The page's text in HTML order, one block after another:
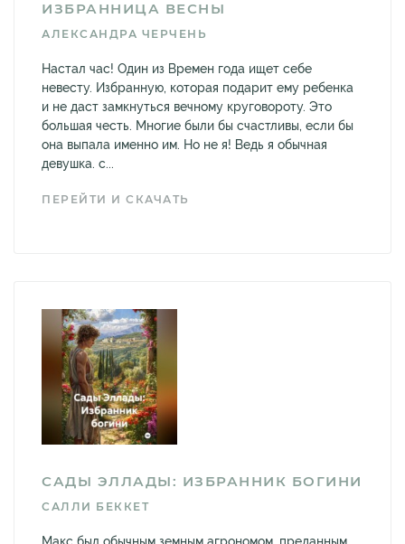
ИЗБРАННИЦА ВЕСНЫ
АЛЕКСАНДРА ЧЕРЧЕНЬ
Настал час! Один из Времен года ищет себе
невесту. Избранную, которая подарит ему ребенка
и не даст замкнуться вечному круговороту. Это
большая честь. Многие были бы счастливы, если бы
она выпала именно им. Но не я! Ведь я обычная
девушка. с...
ПЕРЕЙТИ И СКАЧАТЬ
САДЫ ЭЛЛАДЫ: ИЗБРАННИК БОГИНИ
САЛЛИ БЕККЕТ